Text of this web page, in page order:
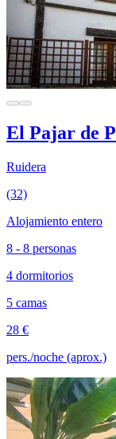
El Pajar de
Ruidera
(32)
Alojamiento entero
8 - 8 personas
4 dormitorios
5 camas
28 €
pers./noche (aprox.)